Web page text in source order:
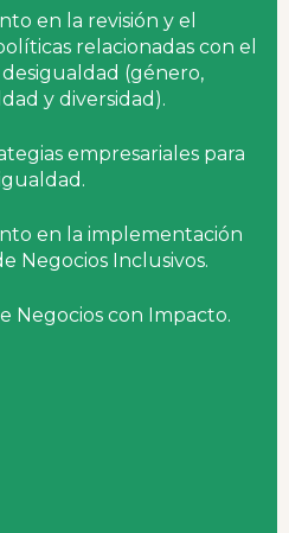
en la revisión y el
relacionadas con el
(género,
y diversidad).
empresariales para
en la implementación
Negocios Inclusivos.
Negocios con Impacto.